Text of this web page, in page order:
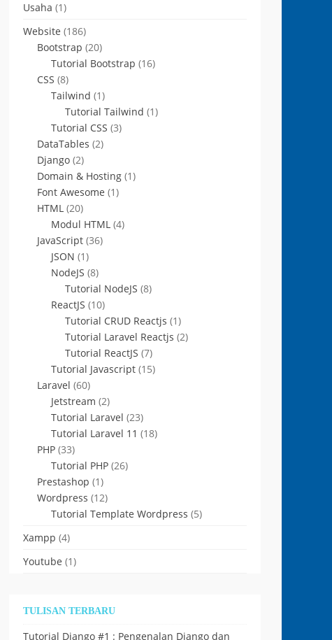
Usaha (1)
Website (186)
Bootstrap (20)
Tutorial Bootstrap (16)
CSS (8)
Tailwind (1)
Tutorial Tailwind (1)
Tutorial CSS (3)
DataTables (2)
Django (2)
Domain & Hosting (1)
Font Awesome (1)
HTML (20)
Modul HTML (4)
JavaScript (36)
JSON (1)
NodeJS (8)
Tutorial NodeJS (8)
ReactJS (10)
Tutorial CRUD Reactjs (1)
Tutorial Laravel Reactjs (2)
Tutorial ReactJS (7)
Tutorial Javascript (15)
Laravel (60)
Jetstream (2)
Tutorial Laravel (23)
Tutorial Laravel 11 (18)
PHP (33)
Tutorial PHP (26)
Prestashop (1)
Wordpress (12)
Tutorial Template Wordpress (5)
Xampp (4)
Youtube (1)
TULISAN TERBARU
Tutorial Django #1 : Pengenalan Django dan